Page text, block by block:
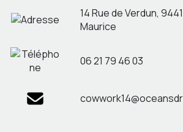
14 Rue de Verdun,
Maurice
06 21 79 46 03